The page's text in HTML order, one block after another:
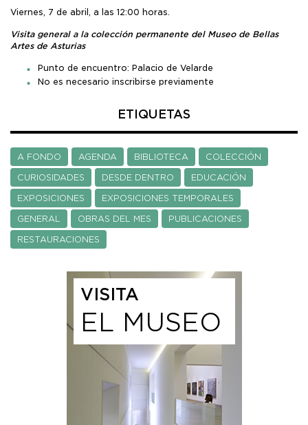
Viernes, 7 de abril, a las 12:00 horas.
Visita general a la colección permanente del Museo de Bellas
Artes de Asturias
Punto de encuentro: Palacio de Velarde
No es necesario inscribirse previamente
ETIQUETAS
A FONDO AGENDA BIBLIOTECA
COLECCIÓN
CURIOSIDADES
DESDE DENTRO
EDUCACIÓN
EXPOSICIONES
EXPOSICIONES TEMPORALES
GENERAL
OBRAS DEL MES
PUBLICACIONES
RESTAURACIONES
VISITA
EL MUSEO